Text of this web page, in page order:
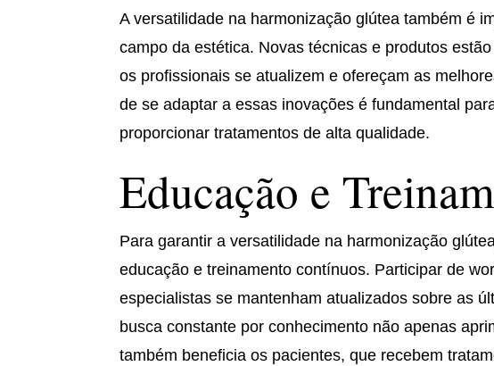
A versatilidade na harmonização glútea também é
campo da estética. Novas técnicas e produtos
os profissionais se atualizem e ofereçam as
de se adaptar a essas inovações é fundamental
proporcionar tratamentos de alta qualidade.
Educação e
Para garantir a versatilidade na harmonização
educação e treinamento contínuos. Participar de
especialistas se mantenham atualizados sobre as
busca constante por conhecimento não apenas
também beneficia os pacientes, que recebem